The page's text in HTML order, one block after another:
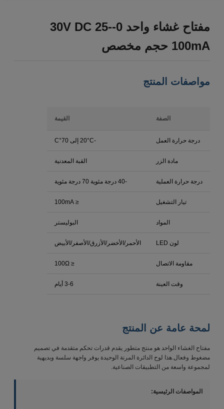
مفتاح غشاء واحد 0-30V DC 25-
100mA حجم مخصص
مواصفات المنتج
الصفة القيمة
درجة حرارة العمل -20°C إلى 70°C
مادة الزر القبة المعدنية
درجة حرارة العملية -40 درجة مئوية 70 درجة مئوية
تيار التشغيل ≤ 100mA
المواد البوليستر
لون LED الأحمر/الأخضر/الأزرق/الأصفر/الأبيض
مقاومة الاتصال ≤ 100Ω
وقت العينة 3-6 أيام
لمحة عامة عن المنتج
مفتاح الغشاء الواحد هو منتج متطور يقدم قدرات تحكم متقدمة في تصميم
مضغوط وفعال.هذا لوح الدائرة المرنة الوحيدة يوفر واجهة سلسة وبديهية
لمجموعة واسعة من التطبيقات الصناعية.
المواصفات الرئيسية: